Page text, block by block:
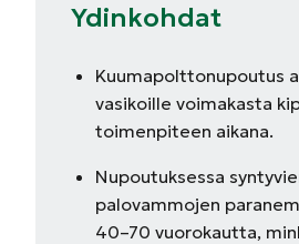
Ydinkohdat
Kuumapolttonupoutus
vasikoille voimakasta
toimenpiteen aikana.
Nupoutuksessa
palovammojen
40–70 vuorokautta,